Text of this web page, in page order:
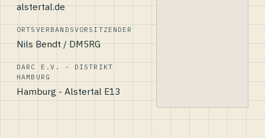
alstertal.de
ORTSVERBANDSVORSITZENDER
Nils Bendt / DM5RG
DARC E.V. - DISTRIKT
HAMBURG
Hamburg - Alstertal E13